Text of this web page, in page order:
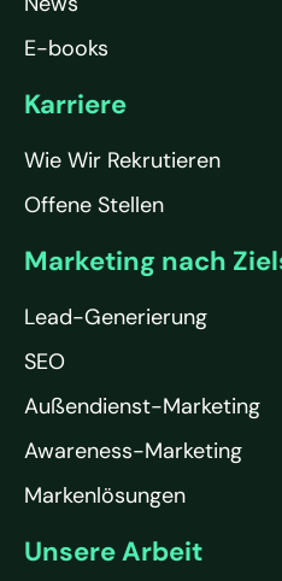
E-books
Karriere
Wie Wir Rekrutieren
Offene Stellen
Marketing nach
Lead-Generierung
SEO
Außendienst-Marketing
Awareness-Marketing
Markenlösungen
Unsere Arbeit